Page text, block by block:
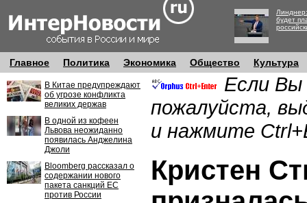
будет
Главное Политика Экономика Общество Культура
В Китае предупреждают
об угрозе конфликта
великих держав
В одной из кофеен
Львова неожиданно
появилась Анджелина
Джоли
Bloomberg рассказал о
содержании нового
пакета санкций ЕС
против России
Если Вы
пожалуйста,
и нажмите
Кристен